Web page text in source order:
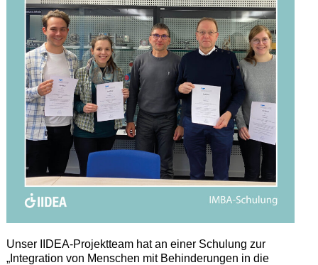
Unser IIDEA-Projektteam hat an einer Schulung zur
„Integration von Menschen mit Behinderungen in die